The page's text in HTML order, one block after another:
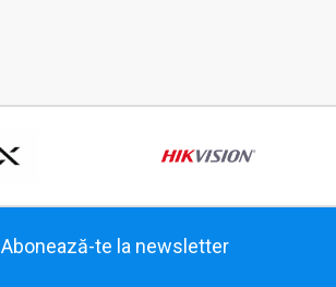
Abonează-te la newsletter